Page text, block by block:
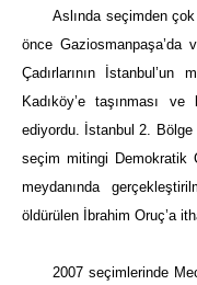
Aslında seçimden
önce Gaziosmanpaşa’da
Çadırlarının İstanbul’un
Kadıköy’e taşınması
ediyordu. İstanbul 2. Bölge
seçim mitingi Demokratik
meydanında
öldürülen İbrahim Oruç’a
2007 seçimlerinde